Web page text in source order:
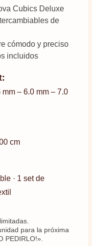
Cubics Deluxe
de
cómodo y preciso
incluidos
– 6.0 mm – 7.0
cm
· 1 set de
para la próxima
PEDIRLO!».